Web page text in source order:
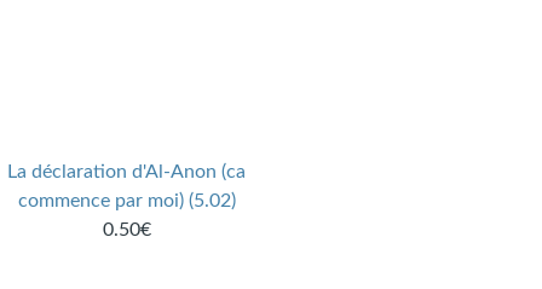
La déclaration d'Al-Anon (ca
commence par moi) (5.02)
0.50€